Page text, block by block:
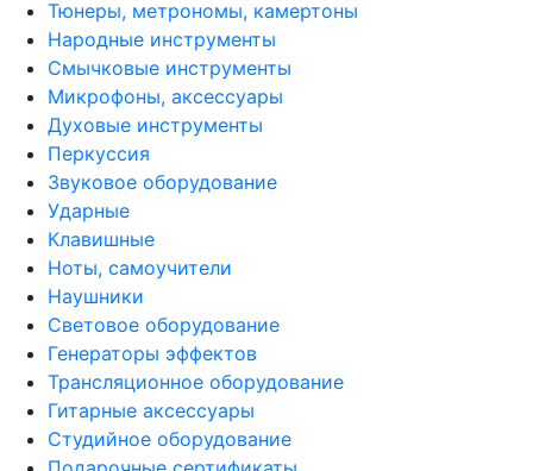
Тюнеры, метрономы, камертоны
Народные инструменты
Смычковые инструменты
Микрофоны, аксессуары
Духовые инструменты
Перкуссия
Звуковое оборудование
Ударные
Клавишные
Ноты, самоучители
Наушники
Световое оборудование
Генераторы эффектов
Трансляционное оборудование
Гитарные аксессуары
Студийное оборудование